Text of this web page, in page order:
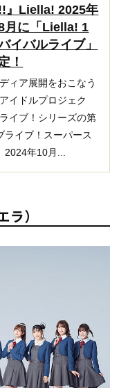
』Liella! 2025年
月に「Liella! 1
イバルライブ」
！
ィア展開をおこなう
イドルプロジェク
イブ！シリーズの第
ライブ！スーパース
2024年10月...
）